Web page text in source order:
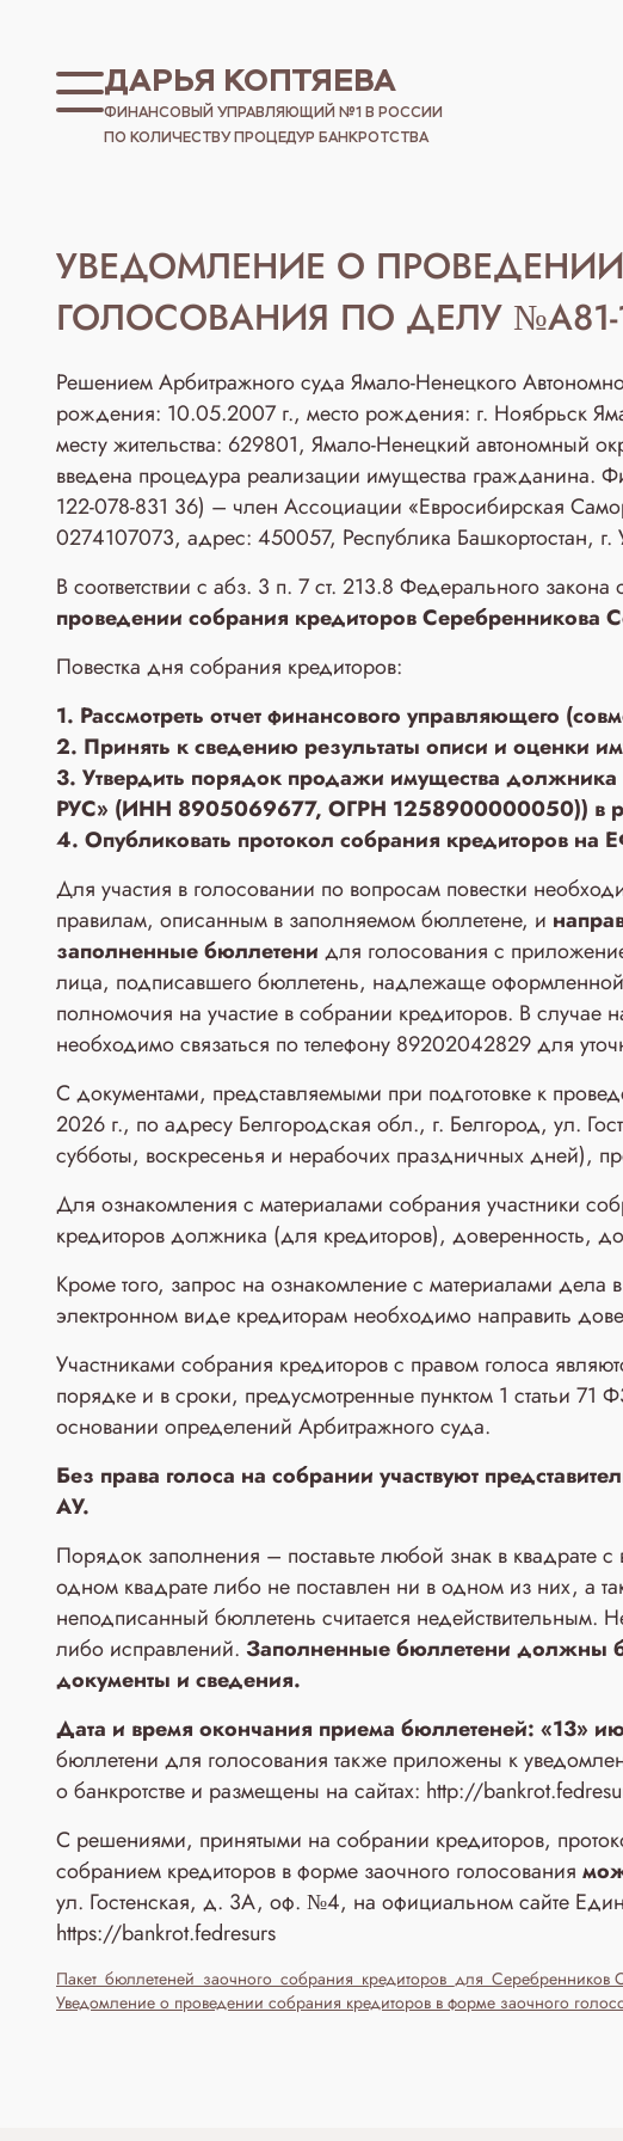
ДАРЬЯ КОПТЯЕВА
ФИНАНСОВЫЙ УПРАВЛЯЮЩИЙ №1 В РОССИИ
ПО КОЛИЧЕСТВУ ПРОЦЕДУР БАНКРОТСТВА
УВЕДОМЛЕНИЕ О
ГОЛОСОВАНИЯ ПО ДЕЛУ №А81-
Решением Арбитражного суда Ямало-Ненецкого
рождения: 10.05.2007 г., место рождения: г. Ноябрьск
месту жительства: 629801, Ямало-Ненецкий автономный
введена процедура реализации имущества
122-078-831 36) – член Ассоциации «Евросибирская
0274107073, адрес: 450057, Республика Башкортостан,
В соответствии с абз. 3 п. 7 ст. 213.8 Федерального
проведении собрания кредиторов Серебренникова
Повестка дня собрания кредиторов:
1. Рассмотреть отчет финансового управляющего
2. Принять к сведению результаты описи и оценки
3. Утвердить порядок продажи имущества должника
РУС» (ИНН 8905069677, ОГРН 1258900000050)) в
4. Опубликовать протокол собрания кредиторов на
Для участия в голосовании по вопросам повестки
правилам, описанным в заполняемом бюллетене, и
заполненные бюллетени для голосования с
лица, подписавшего бюллетень, надлежаще
полномочия на участие в собрании кредиторов. В случае
необходимо связаться по телефону 89202042829 для
С документами, представляемыми при подготовке к
2026 г., по адресу Белгородская обл., г. Белгород, ул.
субботы, воскресенья и нерабочих праздничных дней),
Для ознакомления с материалами собрания участники
кредиторов должника (для кредиторов), доверенность,
Кроме того, запрос на ознакомление с материалами
электронном виде кредиторам необходимо направить
Участниками собрания кредиторов с правом голоса
порядке и в сроки, предусмотренные пунктом 1 статьи 71
основании определений Арбитражного суда.
Без права голоса на собрании участвуют
АУ.
Порядок заполнения – поставьте любой знак в квадрате
одном квадрате либо не поставлен ни в одном из них, а
неподписанный бюллетень считается недействительным.
либо исправлений. Заполненные бюллетени должны
документы и сведения.
Дата и время окончания приема бюллетеней: «13»
бюллетени для голосования также приложены к
о банкротстве и размещены на сайтах: http://
С решениями, принятыми на собрании кредиторов,
собранием кредиторов в форме заочного голосования
ул. Гостенская, д. 3A, оф. №4, на официальном сайте
https://bankrot.fedresurs
Уведомление о проведении собрания кредиторов в форме заочного